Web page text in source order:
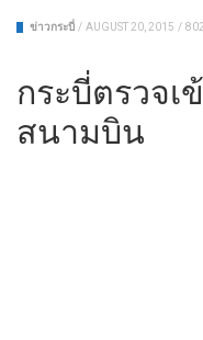
ข่าวกระบี่ / AUGUST 20, 2015 /
กระบี่ตรวจ
สนามบิน